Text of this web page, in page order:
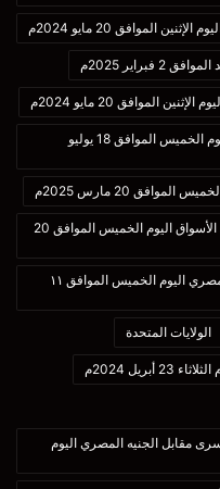
الموافق 20 مايو 2024م
2025م
الموافق 20 مايو 2024م
أسعار الذهب والفضة في الأسواق المصرية اليوم الخميس الموافق 18 يوليو
20 مارس 2025م
أسعار اللحوم والأسماك والدواجن والبيض فى الأسواق اليوم الخميس الموافق 20
أسعار صرف الدولار الأمريكي مقابل الجنيه المصري اليوم الخميس الموافق ١١
الولايات المتحدة
2024م
مقابل الجنيه المصري اليوم